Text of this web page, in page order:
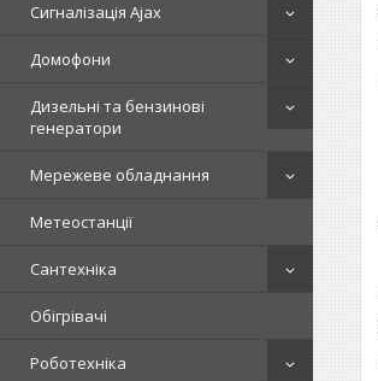
Сигналізація Ajax
Домофони
Дизельні та бензинові
генератори
Мережеве обладнання
Метеостанції
Сантехніка
Обігрівачі
Роботехніка